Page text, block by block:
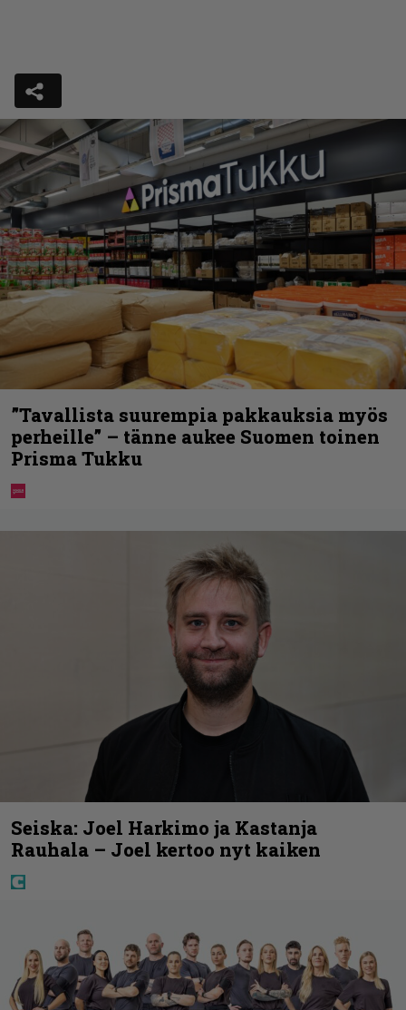
”Tavallista suurempia pakkauksia myös
perheille” – tänne aukee Suomen toinen
Prisma Tukku
Seiska: Joel Harkimo ja Kastanja
Rauhala – Joel kertoo nyt kaiken